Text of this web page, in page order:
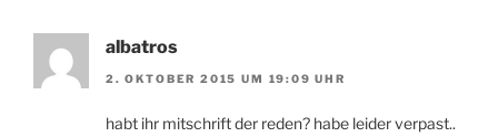
albatros
2. OKTOBER 2015 UM 19:09 UHR
habt ihr mitschrift der reden? habe leider verpast..